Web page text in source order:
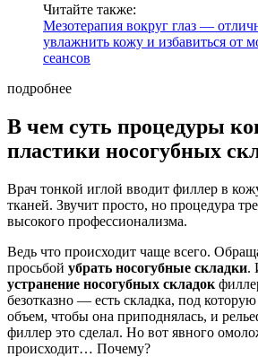
Читайте также:
Мезотерапия вокруг глаз —
увлажнить кожу и избавиться от
сеансов
подробнее
В чем суть процедуры
пластики носогубных
Врач тонкой иглой вводит филлер в
тканей. Звучит просто, но процедура
высокого профессионализма.
Ведь что происходит чаще всего.
просьбой убрать носогубные складки.
устранение носогубных складок
безотказно — есть складка, под
объем, чтобы она приподнялась, и
филлер это сделал. Но вот явного
происходит… Почему?